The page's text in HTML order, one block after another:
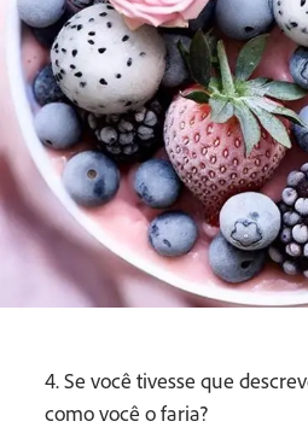
4. Se você tivesse que
como você o faria?